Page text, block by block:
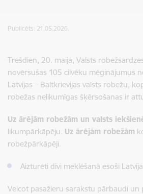
Publicēts: 21.05.2026.
Trešdien, 20. maijā, Valsts
novērsušas 105 cilvēku mēģinājumus
Latvijas – Baltkrievijas valsts robežu,
robežas nelikumīgas šķērsošanas ir
Uz ārējām robežām un valsts
likumpārkāpēju. Uz ārējām robežām
robežpārkāpēji.
Aizturēti divi meklēšanā esoši
Veicot pasažieru sarakstu pārbaudi un